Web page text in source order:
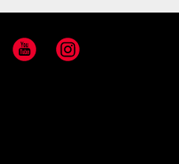
YouTube Instagram